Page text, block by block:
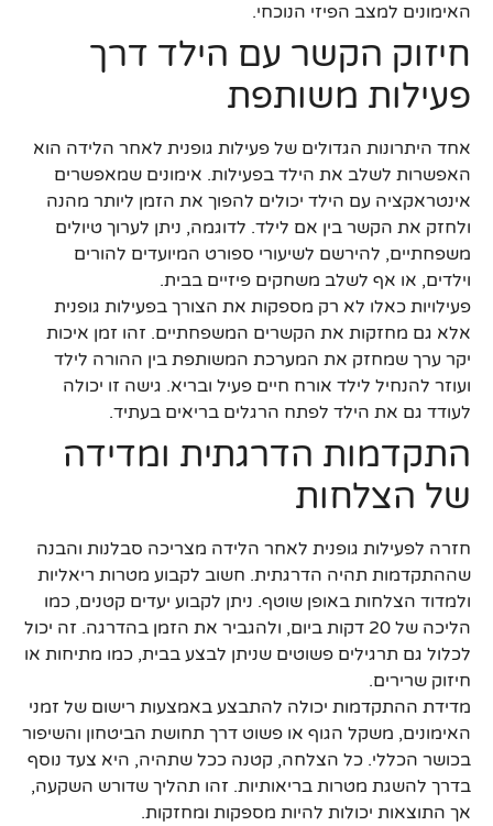
האימונים למצב הפיזי הנוכחי.
חיזוק הקשר עם הילד דרך
פעילות משותפת
אחד היתרונות הגדולים של פעילות גופנית לאחר הלידה הוא
האפשרות לשלב את הילד בפעילות. אימונים שמאפשרים
אינטראקציה עם הילד יכולים להפוך את הזמן ליותר מהנה
ולחזק את הקשר בין אם לילד. לדוגמה, ניתן לערוך טיולים
משפחתיים, להירשם לשיעורי ספורט המיועדים להורים
וילדים, או אף לשלב משחקים פיזיים בבית.
פעילויות כאלו לא רק מספקות את הצורך בפעילות גופנית
אלא גם מחזקות את הקשרים המשפחתיים. זהו זמן איכות
יקר ערך שמחזק את המערכת המשותפת בין ההורה לילד
ועוזר להנחיל לילד אורח חיים פעיל ובריא. גישה זו יכולה
לעודד גם את הילד לפתח הרגלים בריאים בעתיד.
התקדמות הדרגתית ומדידה
של הצלחות
חזרה לפעילות גופנית לאחר הלידה מצריכה סבלנות והבנה
שההתקדמות תהיה הדרגתית. חשוב לקבוע מטרות ריאליות
ולמדוד הצלחות באופן שוטף. ניתן לקבוע יעדים קטנים, כמו
הליכה של 20 דקות ביום, ולהגביר את הזמן בהדרגה. זה יכול
לכלול גם תרגילים פשוטים שניתן לבצע בבית, כמו מתיחות או
חיזוק שרירים.
מדידת ההתקדמות יכולה להתבצע באמצעות רישום של זמני
האימונים, משקל הגוף או פשוט דרך תחושת הביטחון והשיפור
בכושר הכללי. כל הצלחה, קטנה ככל שתהיה, היא צעד נוסף
בדרך להשגת מטרות בריאותיות. זהו תהליך שדורש השקעה,
אך התוצאות יכולות להיות מספקות ומחזקות.